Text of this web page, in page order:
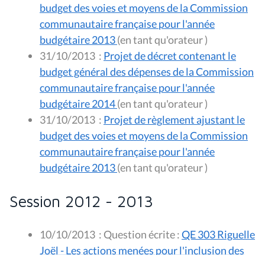
budget des voies et moyens de la Commission
communautaire française pour l'année
budgétaire 2013
(en tant qu'orateur )
31/10/2013 : Projet de décret contenant le
budget général des dépenses de la Commission
communautaire française pour l'année
budgétaire 2014
(en tant qu'orateur )
31/10/2013 : Projet de règlement ajustant le
budget des voies et moyens de la Commission
communautaire française pour l'année
budgétaire 2013
(en tant qu'orateur )
Session 2012 - 2013
10/10/2013 : Question écrite :QE 303 Riguelle
Joël - Les actions menées pour l'inclusion des